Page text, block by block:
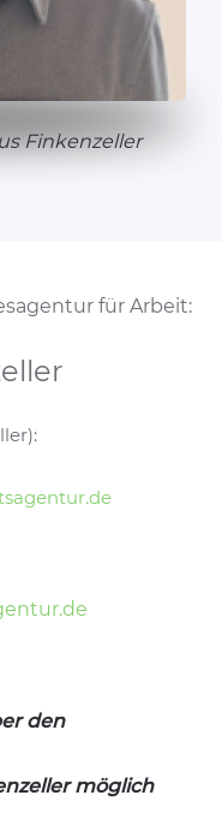
Finkenzeller
für Arbeit:
den
möglich